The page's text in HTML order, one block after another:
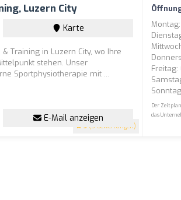
Luzern City
5 (5 Bewertungen)
Karte
Training in Luzern City, wo Ihre
stehen. Unser
Sportphysiotherapie mit ...
E-Mail anzeigen
Freitag:
Der
das